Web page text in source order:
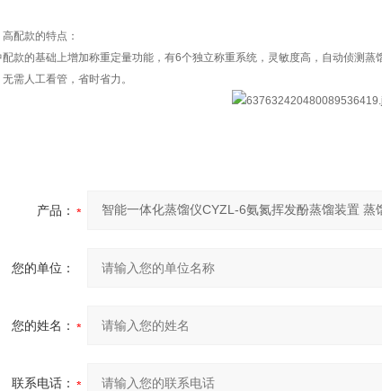
配款的特点：
配款的基础上增加称重定量功能，有6个独立称重系统，灵敏度高，自动侦测
需人工看管，省时省力。
产品：
您的单位：
您的姓名：
联系电话：